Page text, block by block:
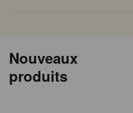
Nouveaux
produits